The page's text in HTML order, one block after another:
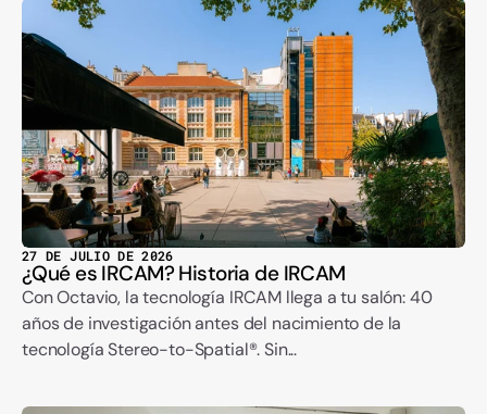
27 DE JULIO DE 2026
¿Qué es IRCAM? Historia de IRCAM
Con Octavio, la tecnología IRCAM llega a tu salón: 40
años de investigación antes del nacimiento de la
tecnología Stereo-to-Spatial®. Sin...